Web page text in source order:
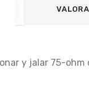
y jalar 75-